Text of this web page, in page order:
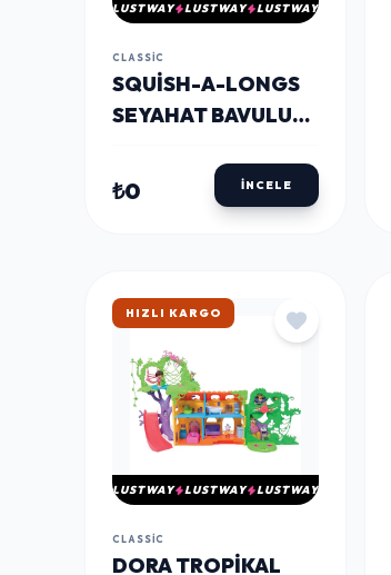
LUSTWAY LUSTWAY LUSTWAY
CLASSIC
SQUISH-A-LONGS
SEYAHAT BAVULU
₺0 İNCELE
HIZLI KARGO
LUSTWAY LUSTWAY LUSTWAY
CLASSIC
DORA TROPIKAL